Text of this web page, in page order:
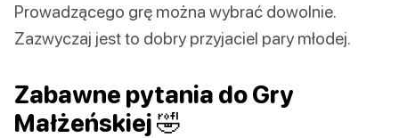
Prowadzącego grę można wybrać dowolnie.
Zazwyczaj jest to dobry przyjaciel pary młodej.
Zabawne pytania do Gry
Małżeńskiej 🤣